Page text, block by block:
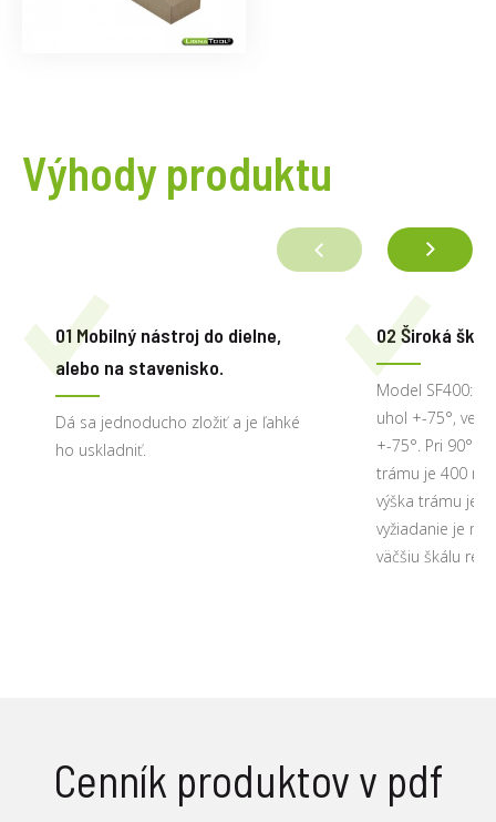
Výhody produktu
01 Mobilný nástroj do dielne,
alebo na stavenisko.
Dá sa jednoducho zložiť a je ľahké
ho uskladniť.
02 Široká
Model SF400:
uhol +-75°,
+-75°. Pri 90°
trámu je 400
výška trámu je
vyžiadanie je
väčšiu škálu
Cenník produktov v pdf